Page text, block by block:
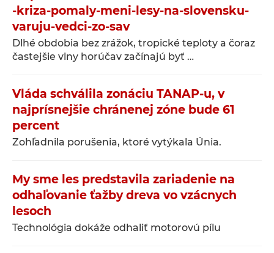
-kriza-pomaly-meni-lesy-na-slovensku-
varuju-vedci-zo-sav
Dlhé obdobia bez zrážok, tropické teploty a čoraz
častejšie vlny horúčav začínajú byť …
Vláda schválila zonáciu TANAP-u, v
najprísnejšie chránenej zóne bude 61
percent
Zohľadnila porušenia, ktoré vytýkala Únia.
My sme les predstavila zariadenie na
odhaľovanie ťažby dreva vo vzácnych
lesoch
Technológia dokáže odhaliť motorovú pílu